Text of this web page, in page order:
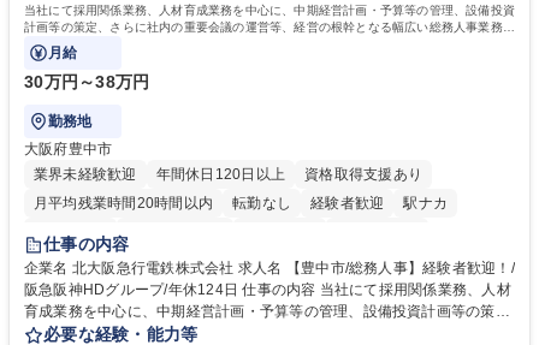
当社にて採用関係業務、人材育成業務を中心に、中期経営計画・予算等の管理、設備投資
計画等の策定、さらに社内の重要会議の運営等、経営の根幹となる幅広い総務人事業務全
般を担当していただきます。
月給
30万円～38万円
勤務地
大阪府豊中市
業界未経験歓迎
年間休日120日以上
資格取得支援あり
月平均残業時間20時間以内
転勤なし 経験者歓迎
駅ナカ
退職金あり
土日祝休み
服装自由 昼食補助あり 食事補助あり
仕事の内容
企業名 北大阪急行電鉄株式会社 求人名 【豊中市/総務人事】経験者歓迎！/
阪急阪神HDグループ/年休124日 仕事の内容 当社にて採用関係業務、人材
育成業務を中心に、中期経営計画・予算等の管理、設備投資計画等の策
定、さらに社内の重要会議の運営等、経営の根幹となる幅広い総務人事業
必要な経験・能力等